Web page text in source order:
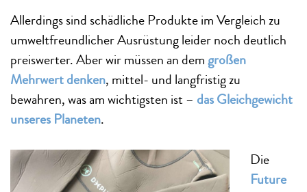
Allerdings sind schädliche Produkte im Vergleich zu
umweltfreundlicher Ausrüstung leider noch deutlich
preiswerter. Aber wir müssen an demgroßen
Mehrwert denken, mittel- und langfristig zu
bewahren, was am wichtigsten ist – das Gleichgewicht
unseres Planeten.
Die
Future